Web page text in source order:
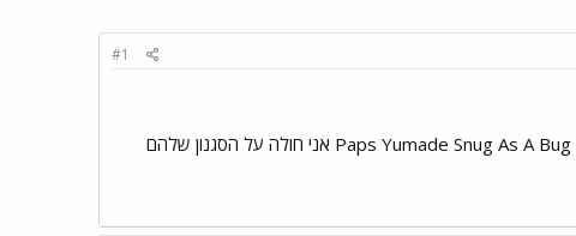
#1
עשיתי סקירה במוזיקה שיש לי ופתאום התנגנו כמה שמות שכבר מזמן לא יצא להם משהו Paps Yumade Snug As A Bug Tripiatrik Magus אני חולה על הסגנון שלהם